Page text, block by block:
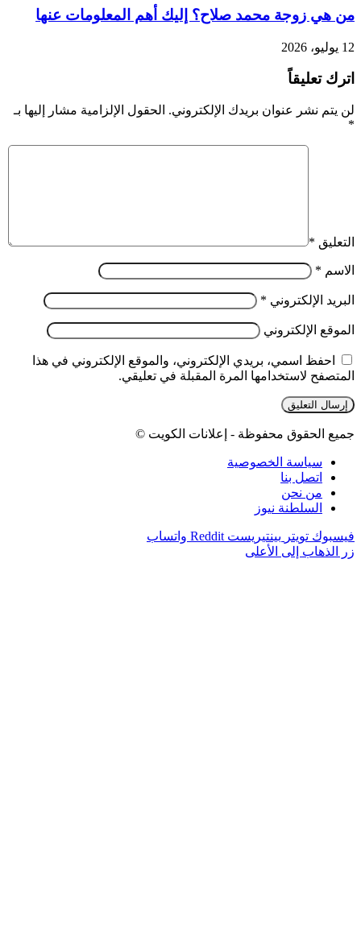
من هي زوجة محمد صلاح؟ إليك أهم المعلومات عنها
12 يوليو، 2026
اترك تعليقاً
لن يتم نشر عنوان بريدك الإلكتروني. الحقول الإلزامية مشار إليها بـ
*
التعليق *
الاسم *
البريد الإلكتروني *
الموقع الإلكتروني
احفظ اسمي، بريدي الإلكتروني، والموقع الإلكتروني في هذا
المتصفح لاستخدامها المرة المقبلة في تعليقي.
جميع الحقوق محفوظة - إعلانات الكويت ©
سياسة الخصوصية
اتصل بنا
من نحن
السلطنة نيوز
فيسبوك تويتر بينتيريست
واتساب
زر الذهاب إلى الأعلى